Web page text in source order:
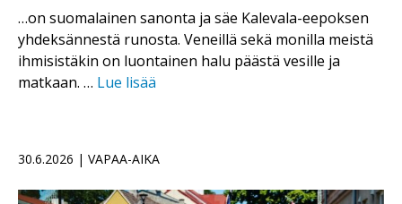
…on suomalainen sanonta ja säe Kalevala-eepoksen
yhdeksännestä runosta. Veneillä sekä monilla meistä
ihmisistäkin on luontainen halu päästä vesille ja
matkaan. … Lue lisää
30.6.2026 | VAPAA-AIKA